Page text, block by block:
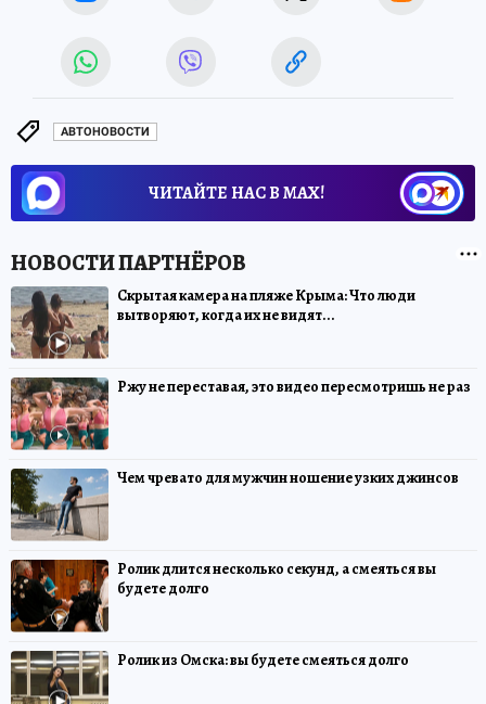
АВТОНОВОСТИ
ЧИТАЙТЕ НАС В МАХ!
Скрытая камера на пляже Крыма: Что люди
вытворяют, когда их не видят...
Ржу не переставая, это видео пересмотришь не раз
Чем чревато для мужчин ношение узких джинсов
Ролик длится несколько секунд, а смеяться вы
будете долго
Ролик из Омска: вы будете смеяться долго